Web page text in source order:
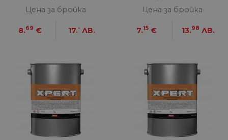
Цена за бройка
8.69 € 17.- ЛВ.
Цена за бройка
7.15 € 13.98 ЛВ.